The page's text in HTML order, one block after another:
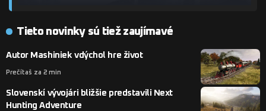
Tieto novinky sú tiež zaujímavé
Autor Mashiniek vdýchol hre život
Prečítaš za 2 min
Slovenskí vývojári bližšie predstavili Next
Hunting Adventure